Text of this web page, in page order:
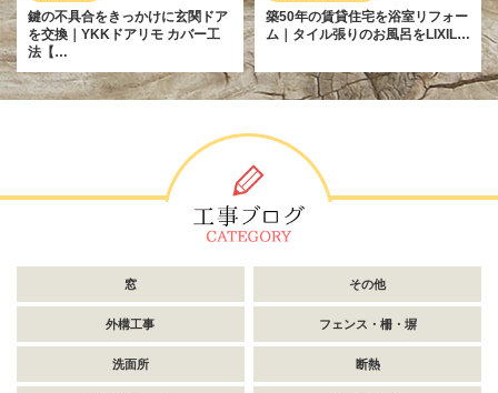
鍵の不具合をきっかけに玄関ドア
を交換｜YKKドアリモ カバー工
法【…
築50年の賃貸住宅を浴室リフォー
ム｜タイル張りのお風呂をLIXIL…
窓 その他
外構工事 フェンス・柵・塀
洗面所 断熱